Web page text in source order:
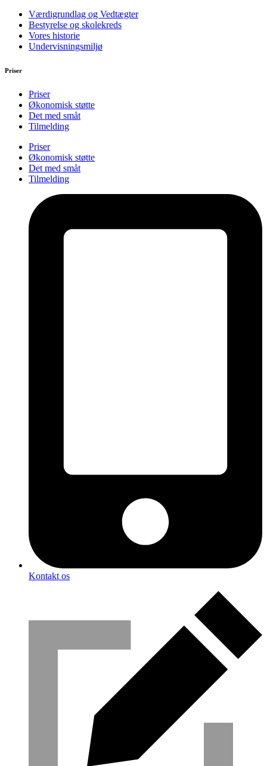
Værdigrundlag og Vedtægter
Bestyrelse og skolekreds
Vores historie
Undervisningsmiljø
Priser
Priser
Økonomisk støtte
Det med småt
Tilmelding
Priser
Økonomisk støtte
Det med småt
Tilmelding
Kontakt os